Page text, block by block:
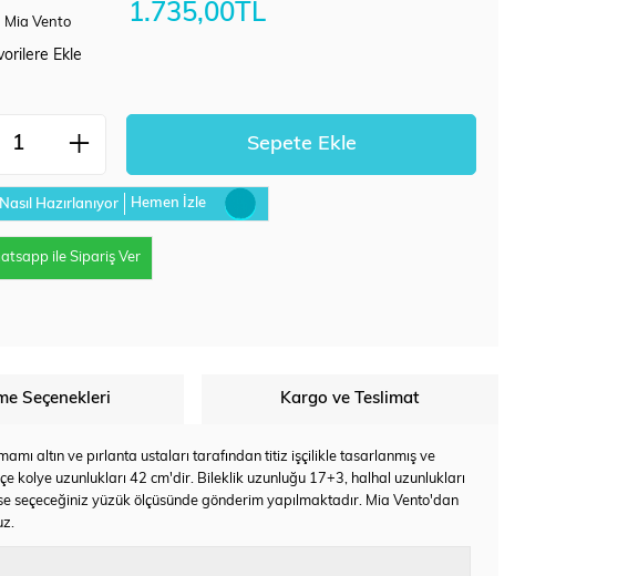
Mia Vento 1.735,00TL
Ekle
Hazırlanıyor Hemen İzle
ile Sipariş Ver
Seçenekleri Kargo ve Teslimat
altın ve pırlanta ustaları tarafından titiz işçilikle tasarlanmış ve
kolye uzunlukları 42 cm'dir. Bileklik uzunluğu 17+3, halhal uzunlukları
yüzük ölçüsünde gönderim yapılmaktadır. Mia Vento'dan